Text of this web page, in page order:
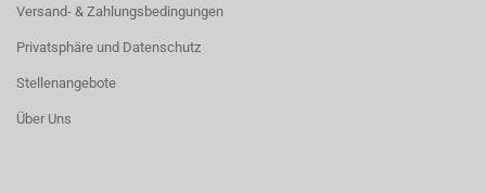
Versand- & Zahlungsbedingungen
Privatsphäre und Datenschutz
Stellenangebote
Über Uns